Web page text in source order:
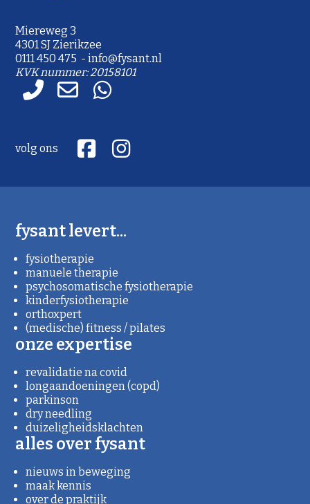
Miereweg 3
4301 SJ Zierikzee
0111 450 475 - info@fysant.nl
KVK nummer: 20158101
fysant levert...
fysiotherapie
manuele therapie
psychosomatische fysiotherapie
kinderfysiotherapie
orthoxpert
(medische) fitness / pilates
onze expertise
revalidatie na covid
longaandoeningen (copd)
parkinson
dry needling
duizeligheidsklachten
alles over fysant
nieuws in beweging
maak kennis
over de praktijk